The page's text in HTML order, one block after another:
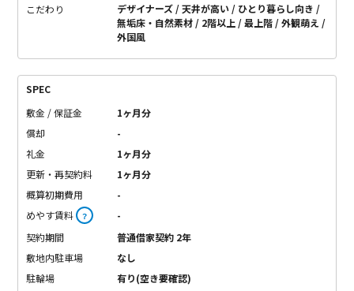
こだわり デザイナーズ 天井が高い
ひとり暮らし向き
無垢床・自然素材
2階以上 最上階
外観萌え
外国風
SPEC
敷金 / 保証金
1ヶ月分
償却
-
礼金
1ヶ月分
更新・再契約料
1ヶ月分
概算初期費用
-
めやす賃料 ？
-
契約期間
普通借家契約 2年
敷地内駐車場
なし
駐輪場
有り(空き要確認)